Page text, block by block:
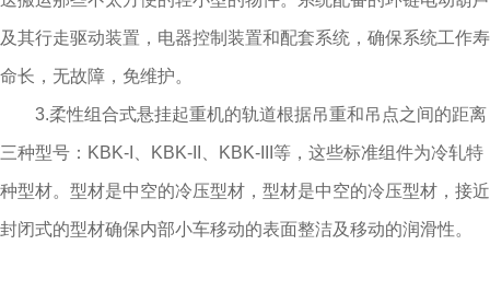
及其行走驱动装置，电器控制装置和配套系统，确保系统工作寿
命长，无故障，免维护。
3.柔性组合式悬挂起重机的轨道根据吊重和吊点之间的距离
三种型号：KBK-I、KBK-II、KBK-III等，这些标准组件为冷轧特
种型材。型材是中空的冷压型材，型材是中空的冷压型材，接近
封闭式的型材确保内部小车移动的表面整洁及移动的润滑性。